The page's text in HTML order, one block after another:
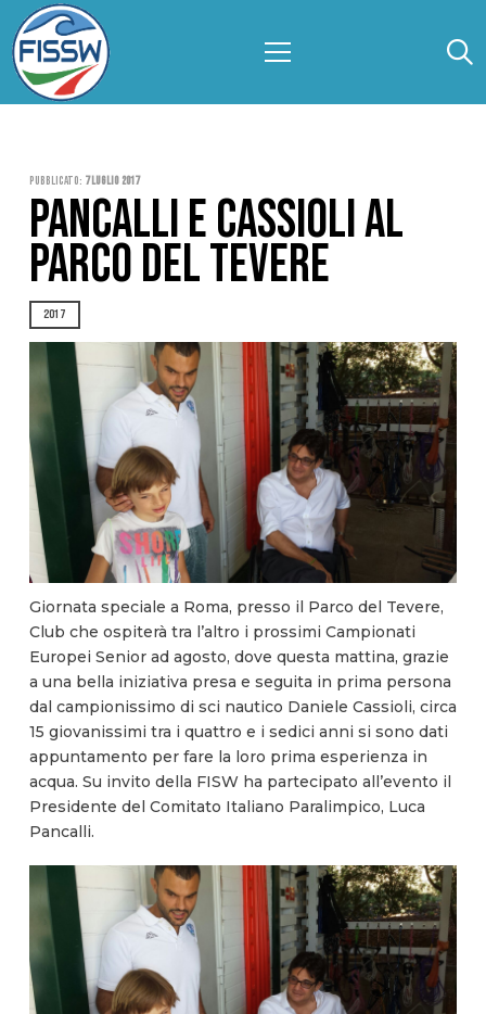
Pubblicato: 7 Luglio 2017
PANCALLI E CASSIOLI AL
PARCO DEL TEVERE
2017
Giornata speciale a Roma, presso il Parco del Tevere,
Club che ospiterà tra l’altro i prossimi Campionati
Europei Senior ad agosto, dove questa mattina, grazie
a una bella iniziativa presa e seguita in prima persona
dal campionissimo di sci nautico Daniele Cassioli, circa
15 giovanissimi tra i quattro e i sedici anni si sono dati
appuntamento per fare la loro prima esperienza in
acqua. Su invito della FISW ha partecipato all’evento il
Presidente del Comitato Italiano Paralimpico, Luca
Pancalli.